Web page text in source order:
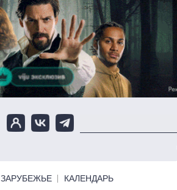
ЗАРУБЕЖЬЕ КАЛЕНДАРЬ